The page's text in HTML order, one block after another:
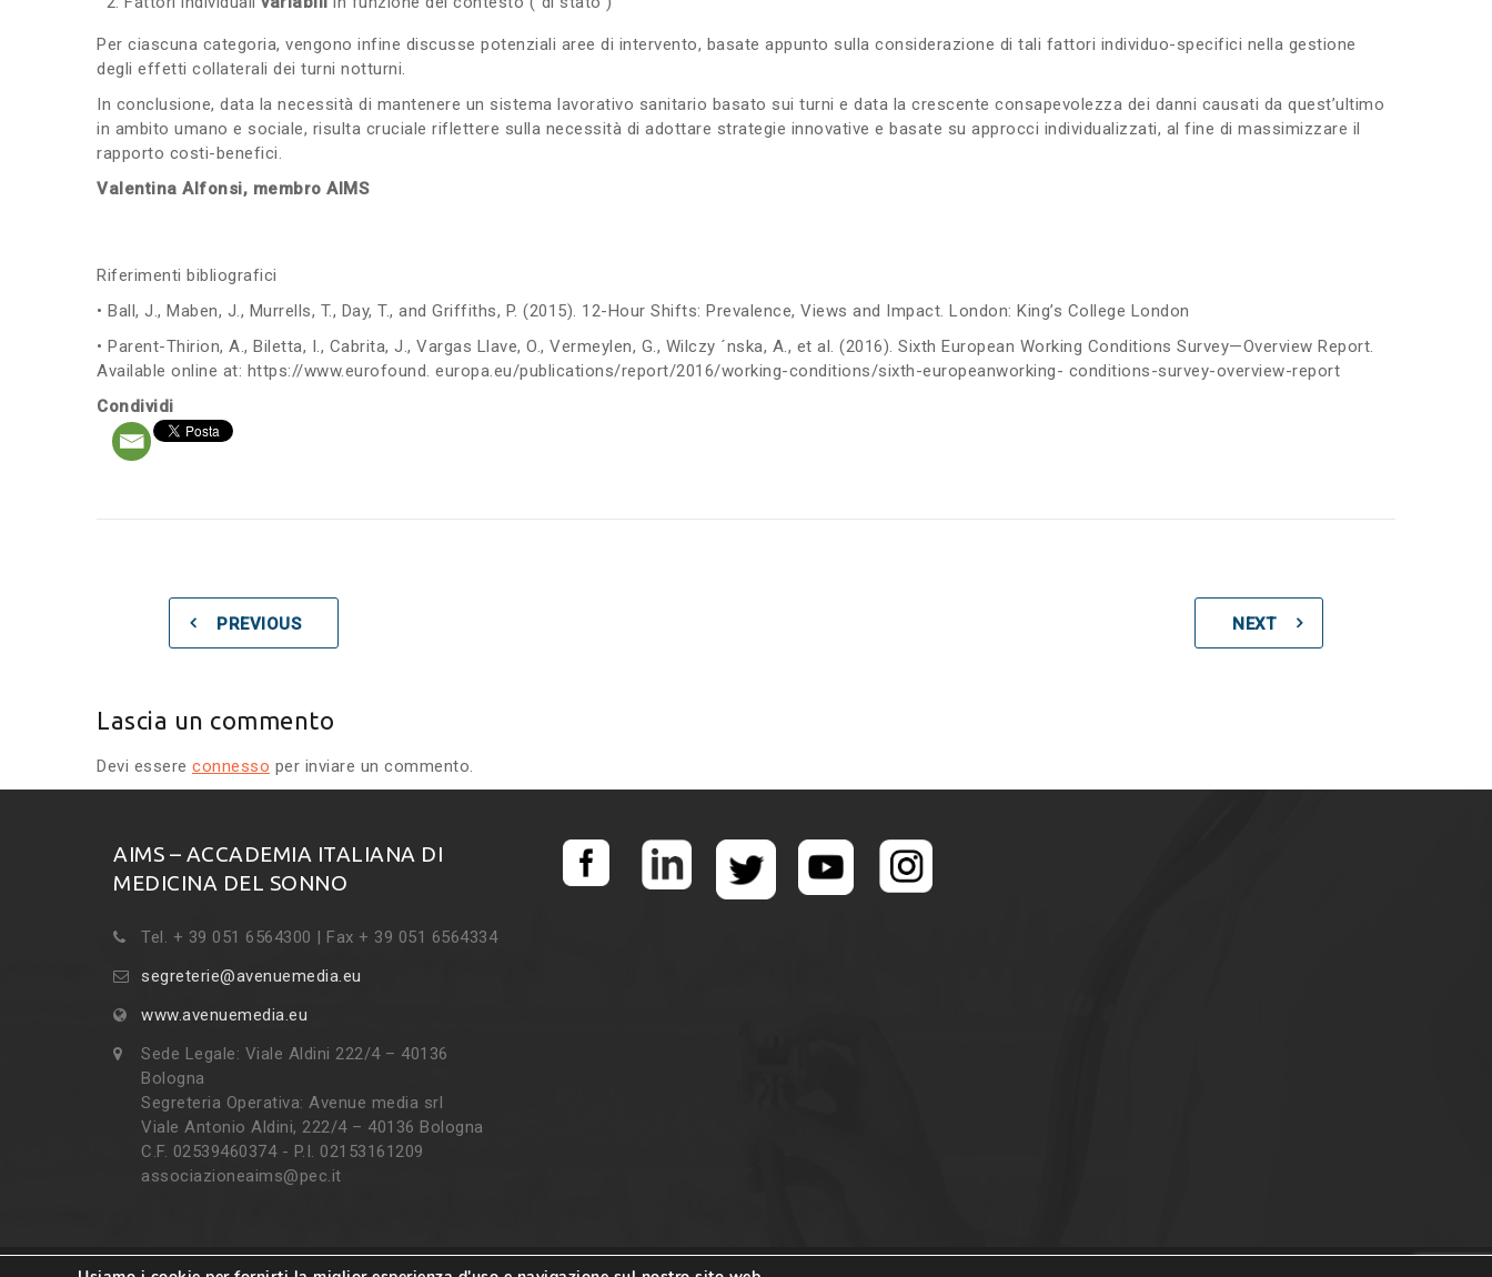
Per ciascuna categoria, vengono infine discusse potenziali aree di intervento, basate appunto sulla considerazione di tali fattori individuo-specifici nella gestione
degli effetti collaterali dei turni notturni.
In conclusione, data la necessità di mantenere un sistema lavorativo sanitario basato sui turni e data la crescente consapevolezza dei danni causati da quest’ultimo
in ambito umano e sociale, risulta cruciale riflettere sulla necessità di adottare strategie innovative e basate su approcci individualizzati, al fine di massimizzare il
rapporto costi-benefici.
Valentina Alfonsi, membro AIMS
Riferimenti bibliografici
• Ball, J., Maben, J., Murrells, T., Day, T., and Griffiths, P. (2015). 12-Hour Shifts: Prevalence, Views and Impact. London: King’s College London
• Parent-Thirion, A., Biletta, I., Cabrita, J., Vargas Llave, O., Vermeylen, G., Wilczy ´nska, A., et al. (2016). Sixth European Working Conditions Survey—Overview Report.
Available online at: https://www.eurofound. europa.eu/publications/report/2016/working-conditions/sixth-europeanworking- conditions-survey-overview-report
Condividi
PREVIOUS NEXT
Lascia un commento
Devi essere connesso per inviare un commento.
AIMS – ACCADEMIA ITALIANA DI
MEDICINA DEL SONNO
Tel. + 39 051 6564300 | Fax + 39 051 6564334
segreterie@avenuemedia.eu
www.avenuemedia.eu
Sede Legale: Viale Aldini 222/4 – 40136
Bologna
Segreteria Operativa: Avenue media srl
Viale Antonio Aldini, 222/4 – 40136 Bologna
C.F. 02539460374 - P.I. 02153161209
associazioneaims@pec.it